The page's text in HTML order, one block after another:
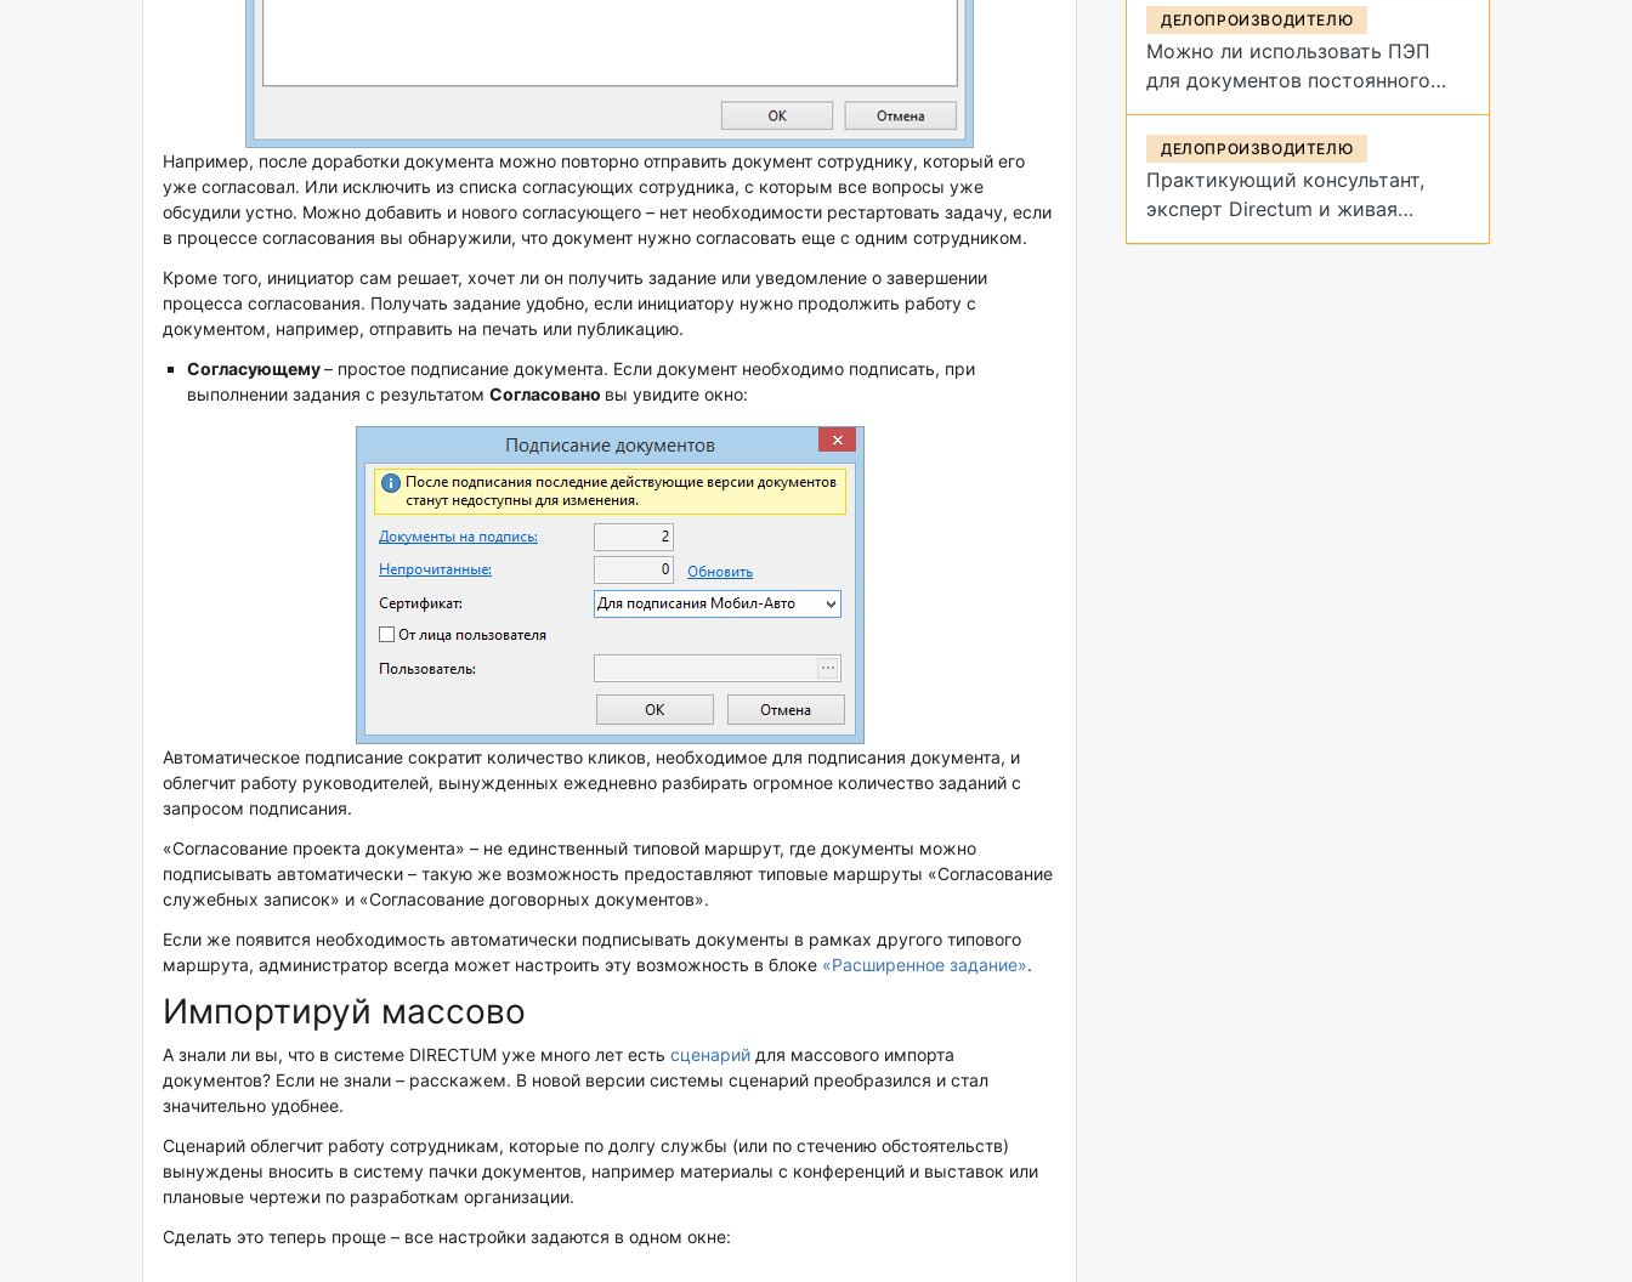
Например, после доработки документа можно повторно отправить документ сотруднику, который его
уже согласовал. Или исключить из списка согласующих сотрудника, с которым все вопросы уже
обсудили устно. Можно добавить и нового согласующего – нет необходимости рестартовать задачу, если
в процессе согласования вы обнаружили, что документ нужно согласовать еще с одним сотрудником.
Кроме того, инициатор сам решает, хочет ли он получить задание или уведомление о завершении
процесса согласования. Получать задание удобно, если инициатору нужно продолжить работу с
документом, например, отправить на печать или публикацию.
Согласующему– простое подписание документа. Если документ необходимо подписать, при
выполнении задания с результатом Согласовано вы увидите окно:
Автоматическое подписание сократит количество кликов, необходимое для подписания документа, и
облегчит работу руководителей, вынужденных ежедневно разбирать огромное количество заданий с
запросом подписания.
«Согласование проекта документа» – не единственный типовой маршрут, где документы можно
подписывать автоматически – такую же возможность предоставляют типовые маршруты «Согласование
служебных записок» и «Согласование договорных документов».
Если же появится необходимость автоматически подписывать документы в рамках другого типового
маршрута, администратор всегда может настроить эту возможность в блоке «Расширенное задание».
Импортируй массово
А знали ли вы, что в системе DIRECTUM уже много лет есть сценарий для массового импорта
документов? Если не знали – расскажем. В новой версии системы сценарий преобразился и стал
значительно удобнее.
Сценарий облегчит работу сотрудникам, которые по долгу службы (или по стечению обстоятельств)
вынуждены вносить в систему пачки документов, например материалы с конференций и выставок или
плановые чертежи по разработкам организации.
Сделать это теперь проще – все настройки задаются в одном окне:
ДЕЛОПРОИЗВОДИТЕЛЮ
Можно ли использовать ПЭП
для документов постоянного
срока хранения?
ДЕЛОПРОИЗВОДИТЕЛЮ
Практикующий консультант,
эксперт Directum и живая
демонстрация архивных